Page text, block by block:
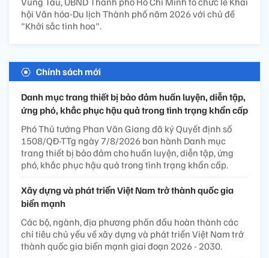
hội Văn hóa-Du lịch Thành phố năm 2026 với chủ đề
"Khởi sắc tinh hoa".
Chính sách mới
Danh mục trang thiết bị bảo đảm huấn luyện, diễn tập,
ứng phó, khắc phục hậu quả trong tình trạng khẩn cấp
Phó Thủ tướng Phan Văn Giang đã ký Quyết định số
1508/QĐ-TTg ngày 7/8/2026 ban hành Danh mục
trang thiết bị bảo đảm cho huấn luyện, diễn tập, ứng
phó, khắc phục hậu quả trong tình trạng khẩn cấp.
Xây dựng và phát triển Việt Nam trở thành quốc gia
biển mạnh
Các bộ, ngành, địa phương phấn đấu hoàn thành các
chỉ tiêu chủ yếu về xây dựng và phát triển Việt Nam trở
thành quốc gia biển mạnh giai đoạn 2026 - 2030.